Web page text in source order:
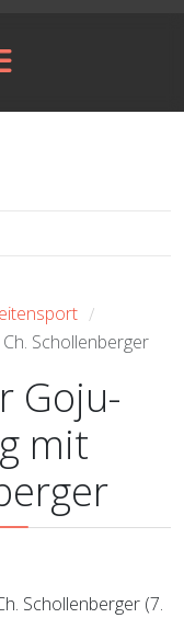
/
Schollenberger
Goju-
mit
Schollenberger (7.